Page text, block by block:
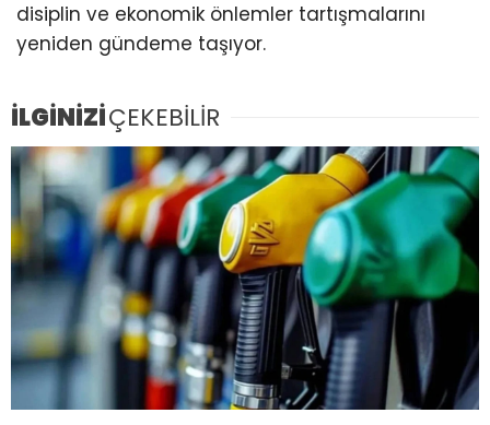
disiplin ve ekonomik önlemler tartışmalarını
yeniden gündeme taşıyor.
İLGİNİZİÇEKEBİLİR